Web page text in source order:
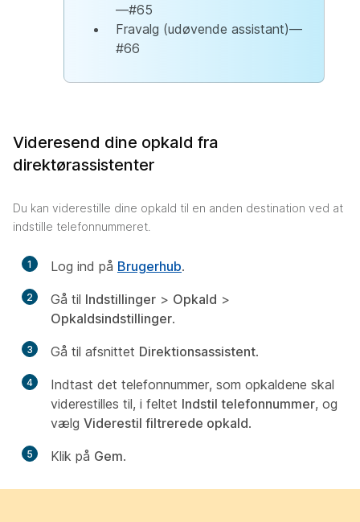
—#65
Fravalg (udøvende assistant)—
#66
Videresend dine opkald fra
direktørassistenter
Du kan viderestille dine opkald til en anden destination ved at
indstille telefonnummeret.
1 Log ind på Brugerhub.
2 Gå til Indstillinger > Opkald >
Opkaldsindstillinger.
3 Gå til afsnittet Direktionsassistent.
4
Indtast det telefonnummer, som opkaldene skal
viderestilles til, i feltet Indstil telefonnummer, og
vælg Viderestil filtrerede opkald.
5 Klik på Gem.